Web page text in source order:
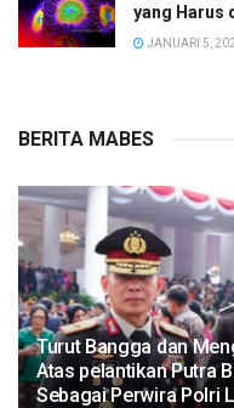
yang Harus
JANUARI 5,
BERITA MABES
Turut Bangga dan
Atas pelantikan Putra
Sebagai Perwira Polri